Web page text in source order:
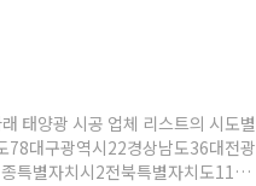
태양광 시공 업체 리스트의 시도별
78대구광역시22경상남도36대전광
특별자치시2전북특별자치도11울